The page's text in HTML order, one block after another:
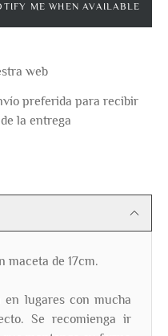
ME WHEN AVAILABLE
web
preferida para recibir
la entrega
maceta de 17cm.
lugares con mucha
Se recomienga ir